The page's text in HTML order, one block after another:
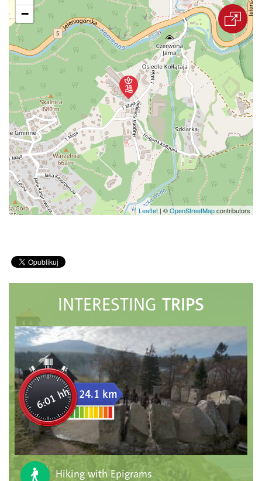
−
Leaflet | ©OpenStreetMapcontributors
INTERESTING TRIPS
6:01 hh 24.1 km
Hiking with Epigrams